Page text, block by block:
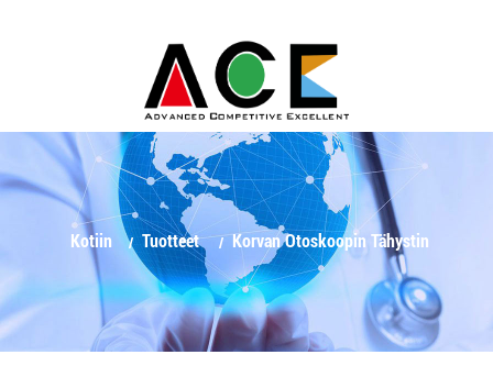
Kotiin Tuotteet Korvan Otoskoopin Tähystin